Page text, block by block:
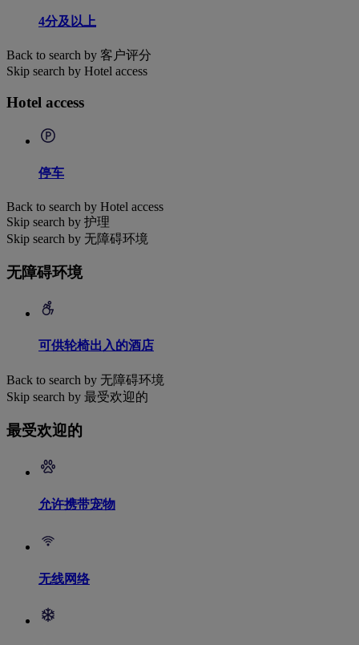
4分及以上
Back to search by 客户评分
Skip search by Hotel access
Hotel access
停车
Back to search by Hotel access
Skip search by 护理
Skip search by 无障碍环境
无障碍环境
可供轮椅出入的酒店
Back to search by 无障碍环境
Skip search by 最受欢迎的
最受欢迎的
允许携带宠物
无线网络